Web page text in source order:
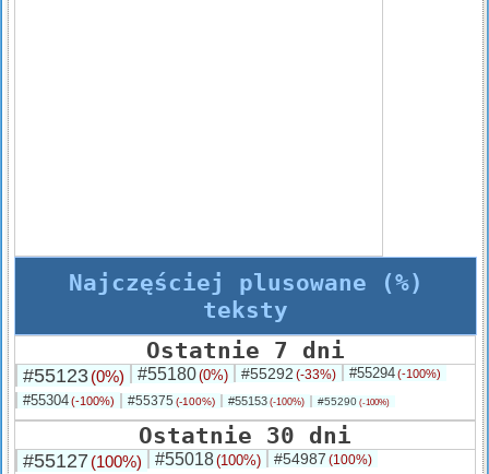
Najczęściej plusowane (%)
teksty
Ostatnie 7 dni
#55123(0%) #55180(0%) #55292 (-33%) #55294(-100%)
#55304(-100%) #55375 (-100%) #55153 (-100%) #55290 (-100%)
Ostatnie 30 dni
#55127 (100%) #55018(100%) #54987 (100%)